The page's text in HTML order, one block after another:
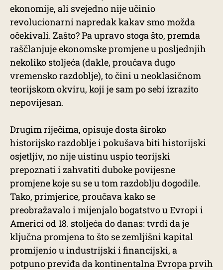
ekonomije, ali svejedno nije učinio
revolucionarni napredak kakav smo možda
očekivali. Zašto? Pa upravo stoga što, premda
raščlanjuje ekonomske promjene u posljednjih
nekoliko stoljeća (dakle, proučava dugo
vremensko razdoblje), to čini u neoklasičnom
teorijskom okviru, koji je sam po sebi izrazito
nepovijesan.
Drugim riječima, opisuje dosta široko
historijsko razdoblje i pokušava biti historijski
osjetljiv, no nije uistinu uspio teorijski
prepoznati i zahvatiti duboke povijesne
promjene koje su se u tom razdoblju dogodile.
Tako, primjerice, proučava kako se
preobražavalo i mijenjalo bogatstvo u Evropi i
Americi od 18. stoljeća do danas: tvrdi da je
ključna promjena to što se zemljišni kapital
promijenio u industrijski i financijski, a
potpuno previđa da kontinentalna Evropa prvih